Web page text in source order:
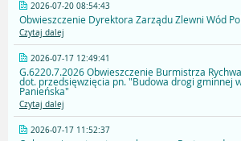
2026-07-20 08:54:43
Obwieszczenie Dyrektora Zarządu Zlewni Wód
Czytaj dalej
2026-07-17 12:49:41
G.6220.7.2026 Obwieszczenie Burmistrza
dot. przedsięwzięcia pn. "Budowa drogi gminnej
Panieńska"
Czytaj dalej
2026-07-17 11:52:37